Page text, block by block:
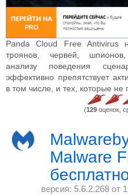
Panda Cloud Free Antivirus
троянов, червей, шпионов,
анализу поведения
эффективно препятствует
в том числе, и тех, которые
(129 оценок,
Malware
версия: 5.6.2.268 от